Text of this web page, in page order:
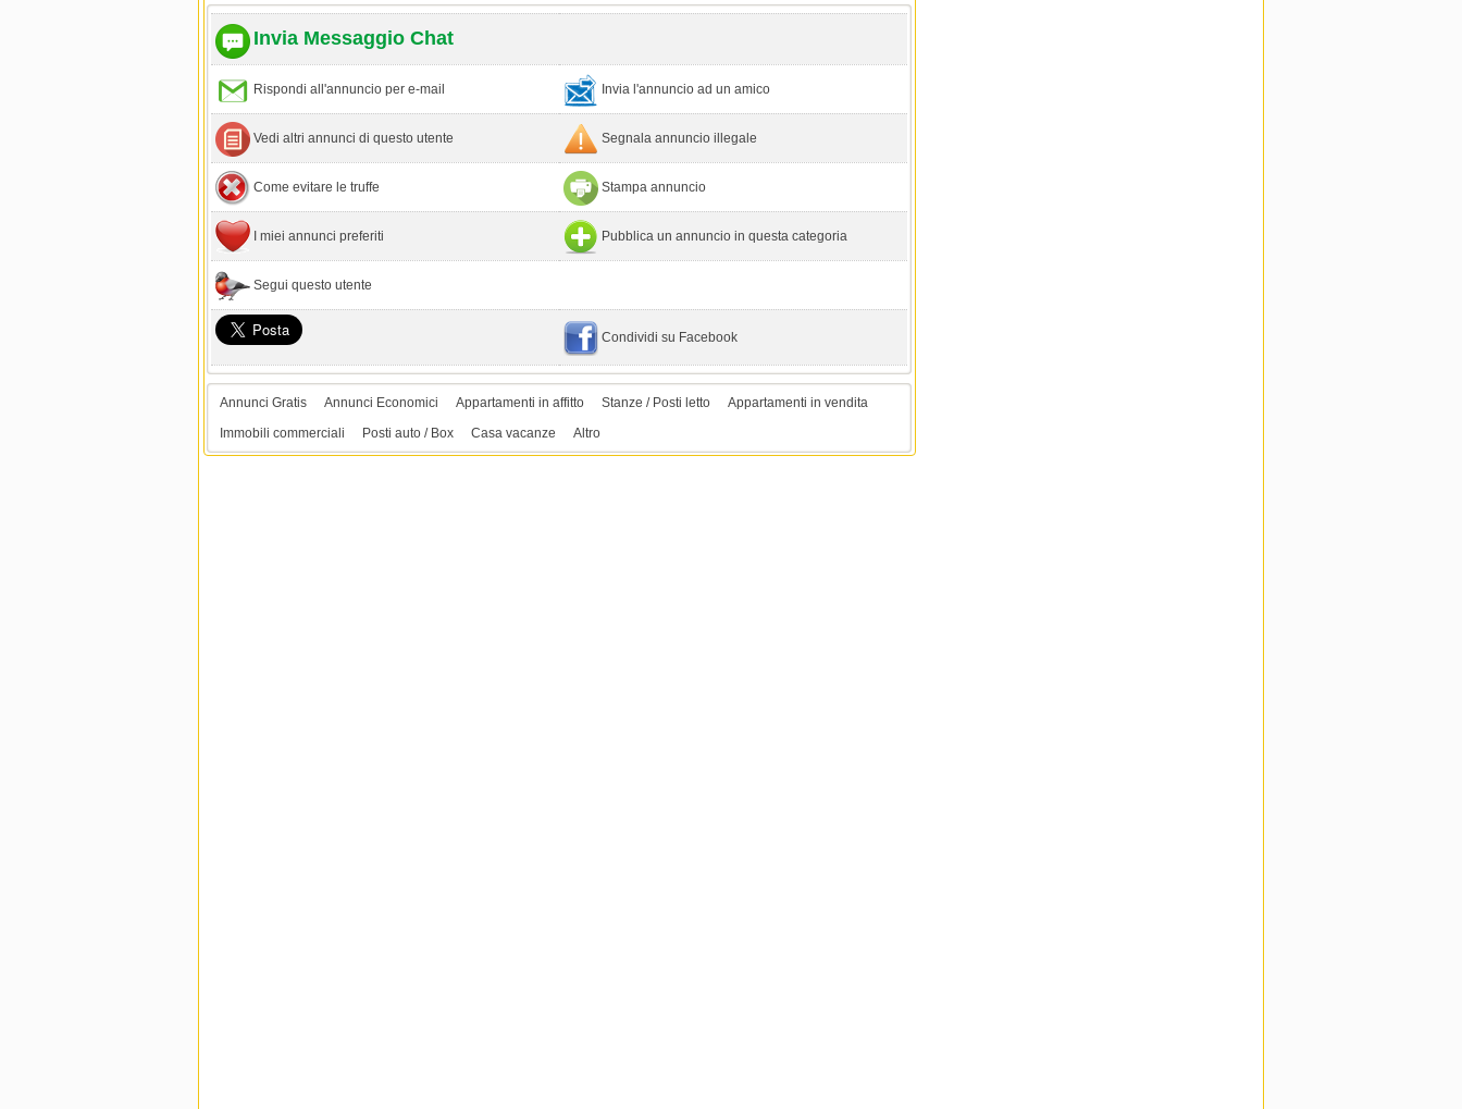
Invia Messaggio Chat
Rispondi all'annuncio per e-mail Invia l'annuncio ad un amico
Vedi altri annunci di questo utente Segnala annuncio illegale
Come evitare le truffe Stampa annuncio
I miei annunci preferiti Pubblica un annuncio in questa categoria
Segui questo utente
Condividi su Facebook
Annunci Gratis Annunci Economici Appartamenti in affitto Stanze / Posti letto
Appartamenti in vendita
Immobili commerciali
Posti auto / Box Casa vacanze Altro